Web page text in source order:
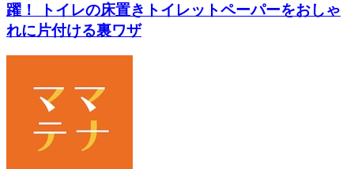
躍！ トイレの床置きトイレットペーパーをおしゃ
れに片付ける裏ワザ